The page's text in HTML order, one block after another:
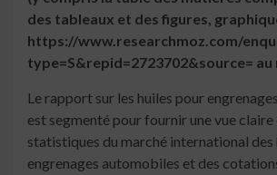
des tableaux et des figures,
https://www.researchmoz.com/
type=S&repid=2723702&source= au
Le rapport sur les huiles pour
est segmenté pour fournir une vue claire
statistiques du marché international des
engrenages automobiles et des